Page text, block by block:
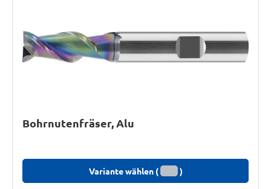
Bohrnutenfräser, Alu
Variante wählen ( )